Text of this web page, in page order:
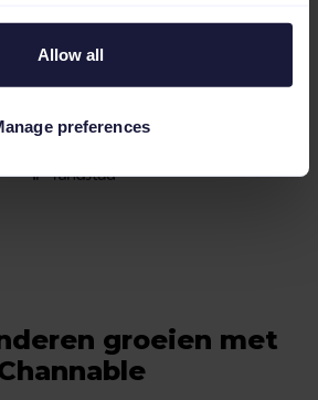
Allow all
preferences
groeien met